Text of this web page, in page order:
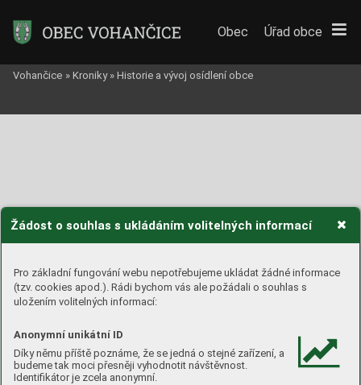
Žádost o souhlas s ukládáním volitelných informací
Pro základní fungování webu nepotřebujeme ukládat žádné informace
(tzv. cookies apod.). Rádi bychom vás ale požádali o souhlas s
uložením volitelných informací:
Anonymní unikátní ID
Díky němu příště poznáme, že se jedná o stejné zařízení, a
budeme tak moci přesněji vyhodnotit návštěvnost.
Identifikátor je zcela anonymní.
OBSAH
Úvod ................................................................................................................. 5
Vohančice v počátc ích s výc h dějin ..............................................................
Osudy Vohančic v
16. a
35
Vohančice v průběhu 17. století.................................................................
Proměny Vohančic v 18. a 19. století
Obec Úřad obce
Vohančice » Kroniky » Historie a vývoj osídlení obce